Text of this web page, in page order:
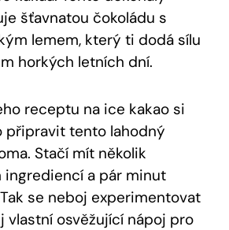
šťavnatou čokoládu s
lemem, který ti dodá sílu
horkých letních dní.
receptu na ⁢ice kakao si
připravit tento lahodný
Stačí mít několik
a pár minut
se neboj experimentovat
vlastní osvěžující ⁤nápoj pro